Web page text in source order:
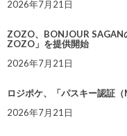
2026年7月21日
ZOZO、BONJOUR
ZOZO」を提供開始
2026年7月21日
ロジポケ、「パスキー認証
2026年7月21日